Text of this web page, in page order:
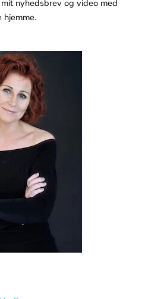
nyhedsbrev og video med
hjemme.